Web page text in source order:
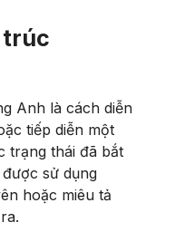
trúc
Anh là cách diễn
tiếp diễn một
trạng thái đã bắt
sử dụng
hoặc miêu tả